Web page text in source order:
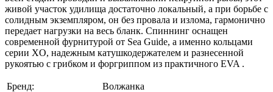
живой участок удилища достаточно локальный, а при борьбе с
солидным экземпляром, он без провала и излома, гармонично
передает нагрузки на весь бланк. Спиннинг оснащен
современной фурнитурой от Sea Guide, а именно кольцами
серии XO, надежным катушкодержателем и разнесенной
рукоятью с грибком и форгриппом из практичного EVA .
Бренд:
Волжанка